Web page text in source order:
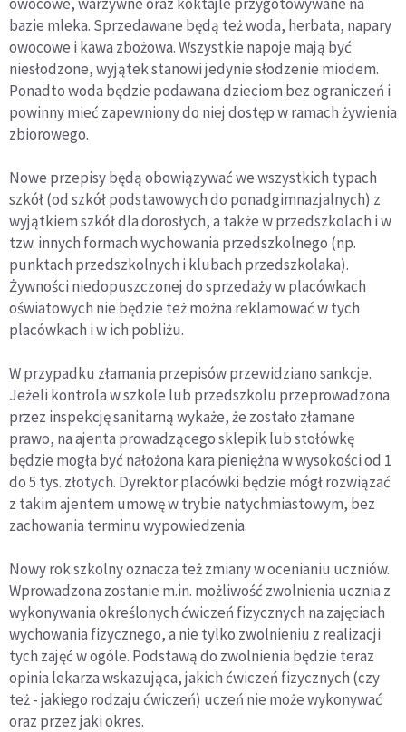
bazie mleka. Sprzedawane będą też woda, herbata, napary
owocowe i kawa zbożowa. Wszystkie napoje mają być
niesłodzone, wyjątek stanowi jedynie słodzenie miodem.
Ponadto woda będzie podawana dzieciom bez ograniczeń i
powinny mieć zapewniony do niej dostęp w ramach żywienia
zbiorowego.
Nowe przepisy będą obowiązywać we wszystkich typach
szkół (od szkół podstawowych do ponadgimnazjalnych) z
wyjątkiem szkół dla dorosłych, a także w przedszkolach i w
tzw. innych formach wychowania przedszkolnego (np.
punktach przedszkolnych i klubach przedszkolaka).
Żywności niedopuszczonej do sprzedaży w placówkach
oświatowych nie będzie też można reklamować w tych
placówkach i w ich pobliżu.
W przypadku złamania przepisów przewidziano sankcje.
Jeżeli kontrola w szkole lub przedszkolu przeprowadzona
przez inspekcję sanitarną wykaże, że zostało złamane
prawo, na ajenta prowadzącego sklepik lub stołówkę
będzie mogła być nałożona kara pieniężna w wysokości od 1
do 5 tys. złotych. Dyrektor placówki będzie mógł rozwiązać
z takim ajentem umowę w trybie natychmiastowym, bez
zachowania terminu wypowiedzenia.
Nowy rok szkolny oznacza też zmiany w ocenianiu uczniów.
Wprowadzona zostanie m.in. możliwość zwolnienia ucznia z
wykonywania określonych ćwiczeń fizycznych na zajęciach
wychowania fizycznego, a nie tylko zwolnieniu z realizacji
tych zajęć w ogóle. Podstawą do zwolnienia będzie teraz
opinia lekarza wskazująca, jakich ćwiczeń fizycznych (czy
też - jakiego rodzaju ćwiczeń) uczeń nie może wykonywać
oraz przez jaki okres.